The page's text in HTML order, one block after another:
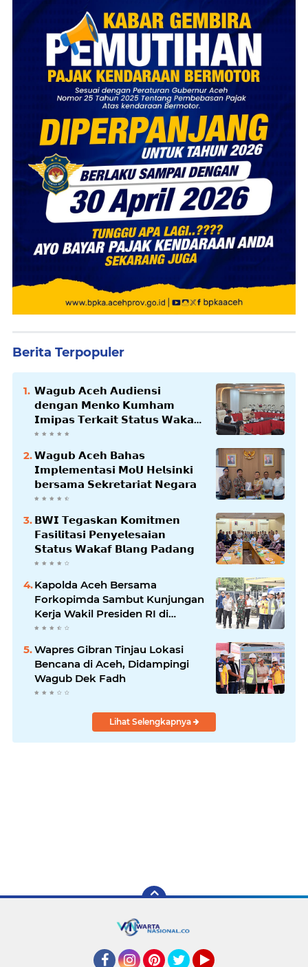
Berita Terpopuler
𝗪𝗮𝗴𝘂𝗯 𝗔𝗰𝗲𝗵 𝗔𝘂𝗱𝗶𝗲𝗻𝘀𝗶
𝗱𝗲𝗻𝗴𝗮𝗻 𝗠𝗲𝗻𝗸𝗼 𝗞𝘂𝗺𝗵𝗮𝗺
𝗜𝗺𝗶𝗽𝗮𝘀 𝗧𝗲𝗿𝗸𝗮𝗶𝘁 𝗦𝘁𝗮𝘁𝘂𝘀 𝗪𝗮𝗸𝗮𝗳
𝗕𝗹𝗮𝗻𝗴𝗽𝗮𝗱𝗮𝗻𝗴
𝗪𝗮𝗴𝘂𝗯 𝗔𝗰𝗲𝗵 𝗕𝗮𝗵𝗮𝘀
𝗜𝗺𝗽𝗹𝗲𝗺𝗲𝗻𝘁𝗮𝘀𝗶 𝗠𝗼𝗨 𝗛𝗲𝗹𝘀𝗶𝗻𝗸𝗶
𝗯𝗲𝗿𝘀𝗮𝗺𝗮 𝗦𝗲𝗸𝗿𝗲𝘁𝗮𝗿𝗶𝗮𝘁 𝗡𝗲𝗴𝗮𝗿𝗮
𝗕𝗪𝗜 𝗧𝗲𝗴𝗮𝘀𝗸𝗮𝗻 𝗞𝗼𝗺𝗶𝘁𝗺𝗲𝗻
𝗙𝗮𝘀𝗶𝗹𝗶𝘁𝗮𝘀𝗶 𝗣𝗲𝗻𝘆𝗲𝗹𝗲𝘀𝗮𝗶𝗮𝗻
𝗦𝘁𝗮𝘁𝘂𝘀 𝗪𝗮𝗸𝗮𝗳 𝗕𝗹𝗮𝗻𝗴 𝗣𝗮𝗱𝗮𝗻𝗴
Kapolda Aceh Bersama
Forkopimda Sambut Kunjungan
Kerja Wakil Presiden RI di
Kabupaten Bireuen
Wapres Gibran Tinjau Lokasi
Bencana di Aceh, Didampingi
Wagub Dek Fadh
Lihat Selengkapnya